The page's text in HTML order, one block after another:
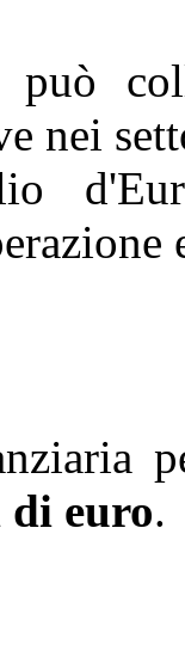
può
nei
euro.